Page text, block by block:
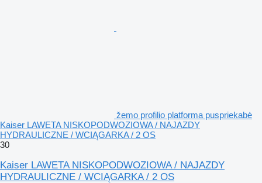
žemo profilio platforma puspriekabė
Kaiser LAWETA NISKOPODWOZIOWA / NAJAZDY
HYDRAULICZNE / WCIĄGARKA / 2 OS
30
Kaiser LAWETA NISKOPODWOZIOWA / NAJAZDY
HYDRAULICZNE / WCIĄGARKA / 2 OS